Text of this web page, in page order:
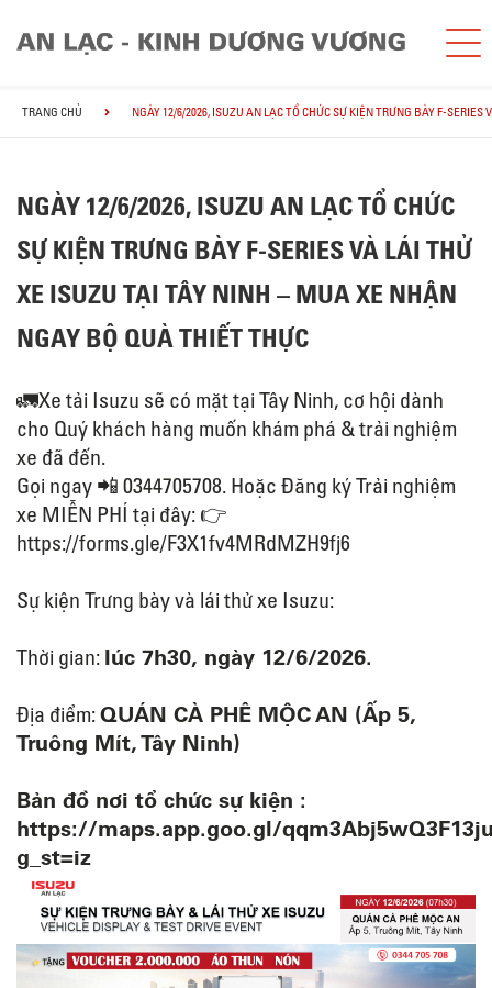
TRANG CHỦ NGÀY 12/6/2026, ISUZU AN LẠC TỔ CHỨC SỰ KIỆN TRƯNG BÀY F-
NGÀY 12/6/2026, ISUZU AN LẠC TỔ CHỨC
SỰ KIỆN TRƯNG BÀY F-SERIES VÀ LÁI THỬ
XE ISUZU TẠI TÂY NINH – MUA XE NHẬN
NGAY BỘ QUÀ THIẾT THỰC
🚛Xe tải Isuzu sẽ có mặt tại Tây Ninh, cơ hội dành
cho Quý khách hàng muốn khám phá & trải nghiệm
xe đã đến.
Gọi ngay 📲 0344705708. Hoặc Đăng ký Trải nghiệm
xe MIỄN PHÍ tại đây: 👉
https://forms.gle/F3X1fv4MRdMZH9fj6
Sự kiện Trưng bày và lái thử xe Isuzu:
Thời gian: lúc 7h30, ngày 12/6/2026.
Địa điểm:QUÁN CÀ PHÊ MỘC AN (Ấp 5,
Truông Mít, Tây Ninh)
Bản đồ nơi tổ chức sự kiện :
https://maps.app.goo.gl/
g_st=iz